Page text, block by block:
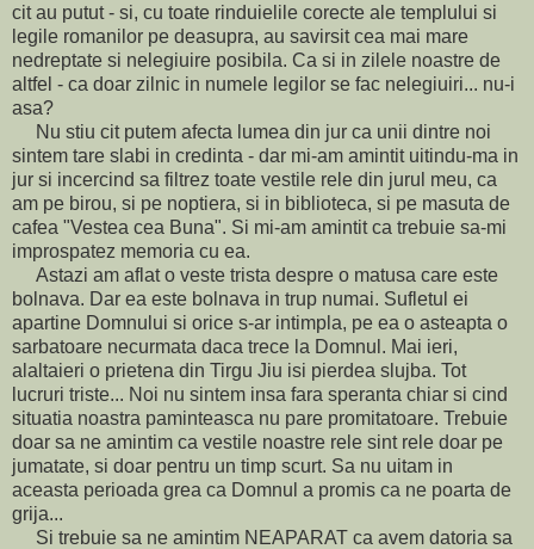
cit au putut - si, cu toate rinduielile corecte ale templului si
legile romanilor pe deasupra, au savirsit cea mai mare
nedreptate si nelegiuire posibila. Ca si in zilele noastre de
altfel - ca doar zilnic in numele legilor se fac nelegiuiri... nu-i
asa?
Nu stiu cit putem afecta lumea din jur ca unii dintre noi
sintem tare slabi in credinta - dar mi-am amintit uitindu-ma in
jur si incercind sa filtrez toate vestile rele din jurul meu, ca
am pe birou, si pe noptiera, si in biblioteca, si pe masuta de
cafea "Vestea cea Buna". Si mi-am amintit ca trebuie sa-mi
improspatez memoria cu ea.
Astazi am aflat o veste trista despre o matusa care este
bolnava. Dar ea este bolnava in trup numai. Sufletul ei
apartine Domnului si orice s-ar intimpla, pe ea o asteapta o
sarbatoare necurmata daca trece la Domnul. Mai ieri,
alaltaieri o prietena din Tirgu Jiu isi pierdea slujba. Tot
lucruri triste... Noi nu sintem insa fara speranta chiar si cind
situatia noastra paminteasca nu pare promitatoare. Trebuie
doar sa ne amintim ca vestile noastre rele sint rele doar pe
jumatate, si doar pentru un timp scurt. Sa nu uitam in
aceasta perioada grea ca Domnul a promis ca ne poarta de
grija...
Si trebuie sa ne amintim NEAPARAT ca avem datoria sa